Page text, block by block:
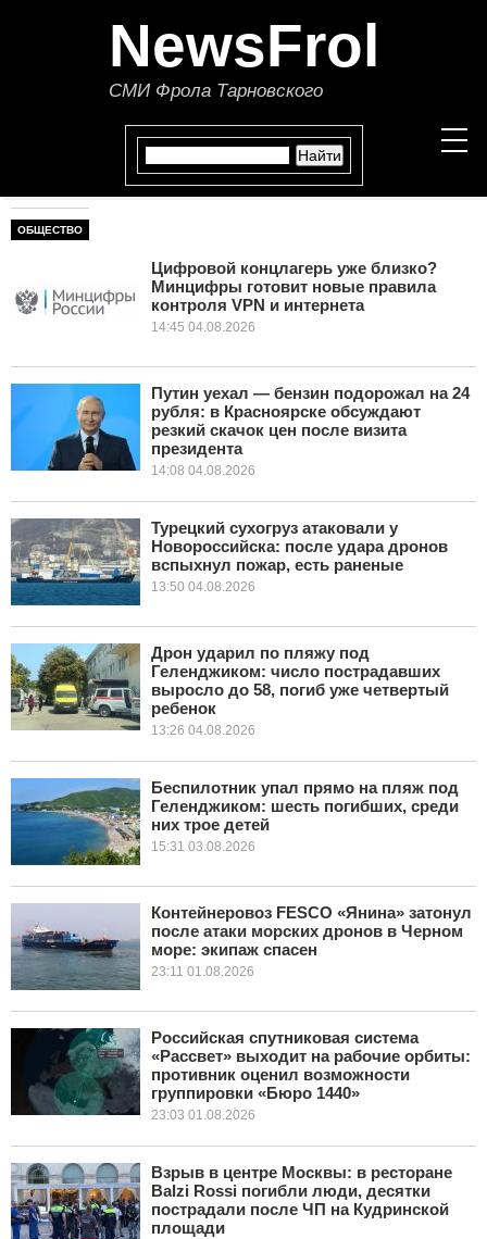
NewsFrol
СМИ Фрола Тарновского
СТАТЬИ
ПОЛИТИКА
ЭКОНОМИКА
В МИРЕ
КУЛЬТУРА
НАУКА
СПОРТ
ШОУ-БИЗНЕС
АВТО И МОТО
БЛОГ
ОБЩЕСТВО
Цифровой концлагерь уже близко?
Минцифры готовит новые правила
контроля VPN и интернета
14:45 04.08.2026
Путин уехал — бензин подорожал на 24
рубля: в Красноярске обсуждают
резкий скачок цен после визита
президента
14:08 04.08.2026
Турецкий сухогруз атаковали у
Новороссийска: после удара дронов
вспыхнул пожар, есть раненые
13:50 04.08.2026
Дрон ударил по пляжу под
Геленджиком: число пострадавших
выросло до 58, погиб уже четвертый
ребенок
13:26 04.08.2026
Беспилотник упал прямо на пляж под
Геленджиком: шесть погибших, среди
них трое детей
15:31 03.08.2026
Контейнеровоз FESCO «Янина» затонул
после атаки морских дронов в Черном
море: экипаж спасен
23:11 01.08.2026
Российская спутниковая система
«Рассвет» выходит на рабочие орбиты:
противник оценил возможности
группировки «Бюро 1440»
23:03 01.08.2026
Взрыв в центре Москвы: в ресторане
Balzi Rossi погибли люди, десятки
пострадали после ЧП на Кудринской
площади